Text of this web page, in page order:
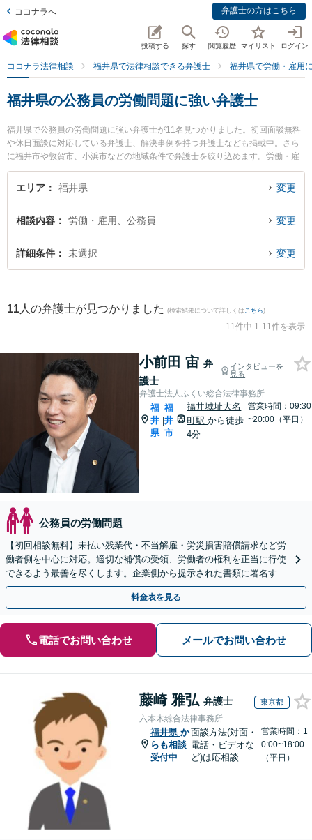
ココナラへ 弁護士の方はこちら
投稿する 探す 閲覧履歴 マイリスト ログイン
ココナラ法律相談 福井県で法律相談できる弁護士 福井県で労働・雇用
福井県の公務員の労働問題に強い弁護士
福井県で公務員の労働問題に強い弁護士が11名見つかりました。初回面談無料
や休日面談に対応している弁護士、解決事例を持つ弁護士なども掲載中。さら
に福井市や敦賀市、小浜市などの地域条件で弁護士を絞り込めます。労働・雇
用に関係する不当解雇や退職勧奨、内定取消等の細かな分野での絞り込み検索
もでき便利です。特に弁護士法人ふくい総合法律事務所の小前田 宙弁護士や剱
発生した公務員の労働問題のトラブルを今すぐに弁護士に相談したい』『公務
員の労働問題のトラブル解決の実績豊富な近くの弁護士を検索したい』『初回
相談無料で公務員の労働問題を法律相談できる福井県内の弁護士に相談予約し
エリア 福井県 変更
相談内容 労働・雇用、公務員 変更
詳細条件 未選択 変更
11 人の弁護士が見つかりました (検索結果について詳しくは こちら)
11件中 1-11件を表示
小前田 宙 弁
護士
インタビューを
見る
弁護士法人ふくい総合法律事務所
福
井
県
|
福
井
市
福井城址大名
町駅から徒歩
4分
営業時間：09:30
~20:00（平日）
公務員の労働問題
【初回相談無料】未払い残業代・不当解雇・労災損害賠償請求など労
働者側を中心に対応。適切な補償の受領、労働者の権利を正当に行使
できるよう最善を尽くします。企業側から提示された書類に署名する
前にご相談ください【福井駅7分】【完全個室で対応】
料金表を見る
電話でお問い合わせ メールでお問い合わせ
藤崎 雅弘 弁護士 東京都
六本木総合法律事務所
福井県 か
らも相談
受付中
面談方法(対面・
電話・ビデオな
ど)は応相談
営業時間：1
0:00~18:00
（平日）